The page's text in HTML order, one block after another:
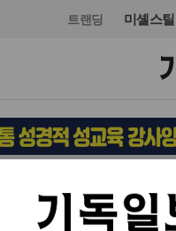
트랜딩 미셸스틸